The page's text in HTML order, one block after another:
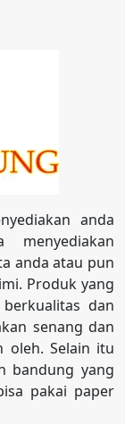
anda
anda atau pun
Produk yang
dan
senang dan
oleh. Selain itu
bandung yang
pakai paper